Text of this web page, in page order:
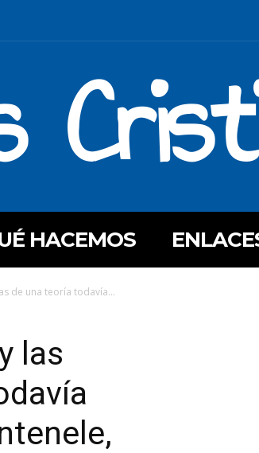
HACEMOS
de una teoría todavía...
las